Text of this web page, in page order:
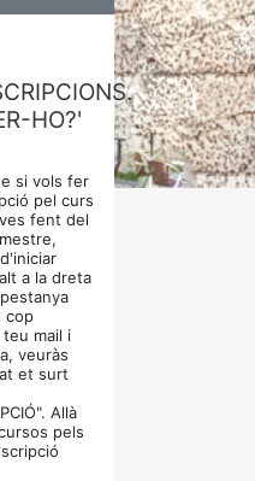
HO?'
si vols fer
pel curs
fent del
a la dreta
cop
mail i
veuràs
et surt
Allà
pels